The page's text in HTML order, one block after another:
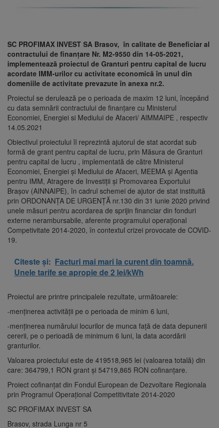
SC PROFIMAX INVEST SA Brasov, în calitate de Beneficiar al
contractului de finanțare Nr. M2-9550 din 14-05-2021,
implementează proiectul de Granturi pentru capital de lucru
acordate IMM-urilor cu activitate economică în unul din
domeniile de activitate prevazute în anexa nr.2.
Proiectul se derulează pe o perioada de maxim 12 luni, începând
cu data semnării contractului de finanțare cu Ministerul
Economiei, Energiei si Mediului de Afaceri/ AIMMAIPE , respectiv
14.05.2021
Obiectivul proiectului îl reprezintă ajutorul de stat acordat sub
formă de grant pentru capital de lucru, prin Măsura de Granturi
pentru capital de lucru , implementată de către Ministerul
Economiei, Energiei și Mediului de Afaceri, MEEMA și Agentia
pentru IMM, Atragere de Investiții și Promovarea Exportului
Brașov (AINNAIPE), în cadrul schemei de ajutor de stat instituită
prin ORDONANȚA DE URGENȚĂ nr.130 din 31 iunie 2020 privind
unele măsuri pentru acordarea de sprijin financiar din fonduri
externe nerambursabile, aferente programului operațional
Competivitate 2014-2020, în contextul crizei provocate de COVID-
19.
Citeste și: Facturi mai mari la curent din toamnă.
Unele tarife se apropie de 2 lei/kWh
Proiectul are printre principalele rezultate, următoarele:
-menținerea activității pe o perioada de minim 6 luni,
-menținerea numărului locurilor de munca față de data depunerii
cererii, pe o perioadă de minimum 6 luni, la data acordării
granturilor.
Valoarea proiectului este de 419518,965 lei (valoarea totală) din
care: 364799,1 RON grant și 54719,865 RON cofinanțare.
Proiect cofinanțat din Fondul European de Dezvoltare Regionala
prin Programul Operațional Competitivitate 2014-2020
SC PROFIMAX INVEST SA
Brasov, strada Lunga nr 5